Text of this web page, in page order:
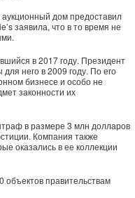
аукционный дом предоставил
заявила, что в то время не
в 2017 году. Президент
него в 2009 году. По его
бизнесе и особо не
законности их
в размере 3 млн долларов
Компания также
оказались в ее коллекции
объектов правительствам